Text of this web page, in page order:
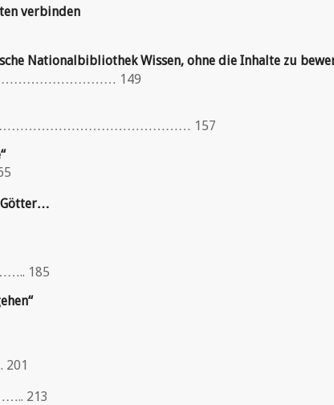
verbinden
Nationalbibliothek Wissen, ohne die Inhalte zu
149
……………………………………… 157
Götter…
185
213